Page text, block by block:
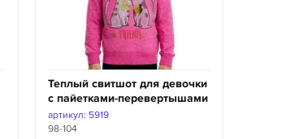
Теплый свитшот для девочки
с пайетками-перевертышами
артикул: 5919
98-104